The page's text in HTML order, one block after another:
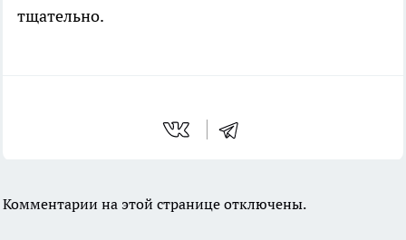
тщательно.
Комментарии на этой странице отключены.